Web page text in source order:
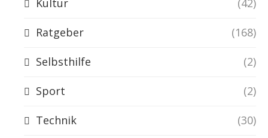
Ratgeber (168)
Selbsthilfe (2)
Sport (2)
Technik (30)